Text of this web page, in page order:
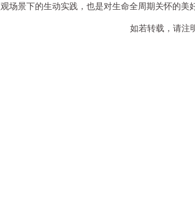
场景下的生动实践，也是对生命全周期关怀的美
如若转载，请注